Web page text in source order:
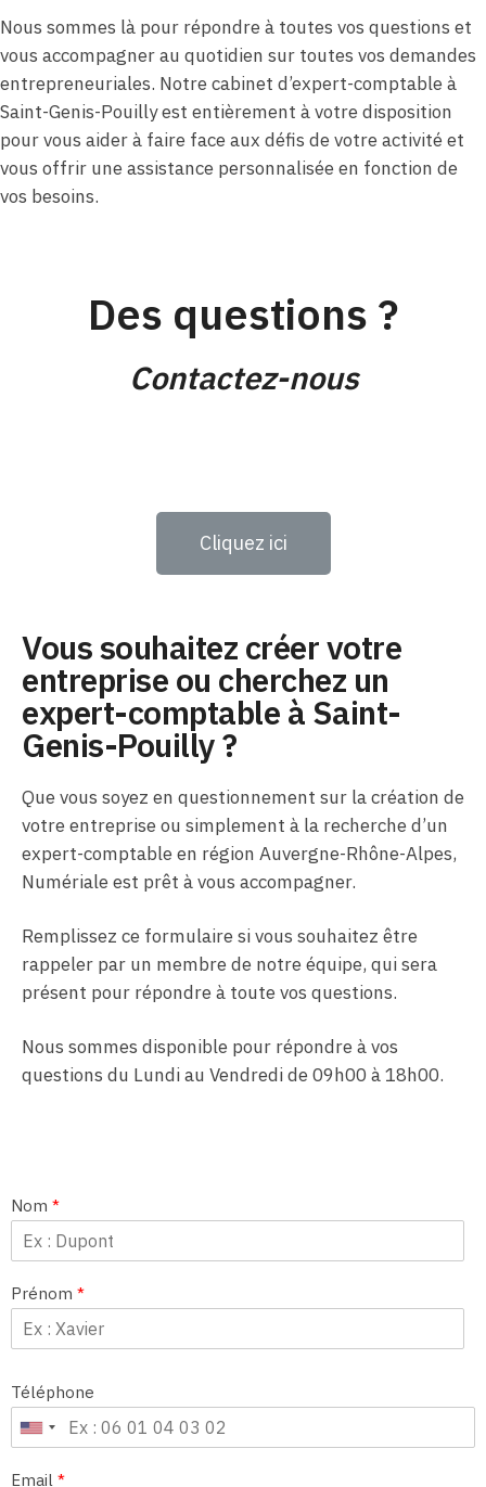
Nous sommes là pour répondre à toutes vos questions et
vous accompagner au quotidien sur toutes vos demandes
entrepreneuriales. Notre cabinet d’expert-comptable à
Saint-Genis-Pouilly est entièrement à votre disposition
pour vous aider à faire face aux défis de votre activité et
vous offrir une assistance personnalisée en fonction de
vos besoins.
Des questions ?
Contactez-nous
Cliquez ici
Vous souhaitez créer votre
entreprise ou cherchez un
expert-comptable à Saint-
Genis-Pouilly ?
Que vous soyez en questionnement sur la création de
votre entreprise ou simplement à la recherche d’un
expert-comptable en région Auvergne-Rhône-Alpes,
Numériale est prêt à vous accompagner.
Remplissez ce formulaire si vous souhaitez être
rappeler par un membre de notre équipe, qui sera
présent pour répondre à toute vos questions.
Nous sommes disponible pour répondre à vos
questions du Lundi au Vendredi de 09h00 à 18h00.
Nom *
Prénom *
Téléphone
Email *